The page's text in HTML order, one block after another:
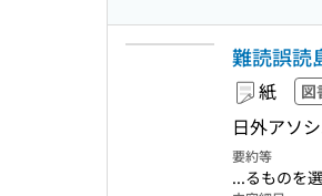
難読誤読
紙 図
日外アソ
要約等
...るものを